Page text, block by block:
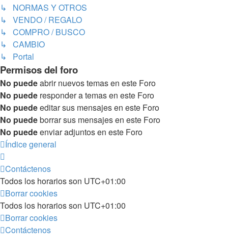
↳ NORMAS Y OTROS
↳ VENDO / REGALO
↳ COMPRO / BUSCO
↳ CAMBIO
↳ Portal
Permisos del foro
No puedeabrir nuevos temas en este Foro
No puede responder a temas en este Foro
No puedeeditar sus mensajes en este Foro
No puedeborrar sus mensajes en este Foro
No puedeenviar adjuntos en este Foro
Índice general
Contáctenos
Todos los horarios son UTC+01:00
Borrar cookies
Todos los horarios son UTC+01:00
Borrar cookies
Contáctenos